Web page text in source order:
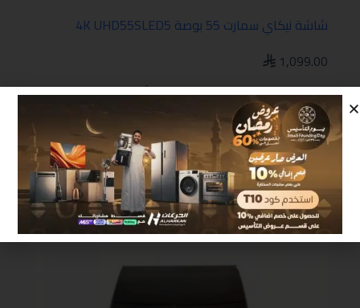
شاشة نيكاي سمارت 55 بوصة 4K UHD55SLED5
1,099.00
4k
,التلفزيونات,التلفزيونات وأجهزة الترفيه,دقة
الوضوح,عروض نهاية العام
إضافة إلى السلة
تخفيض